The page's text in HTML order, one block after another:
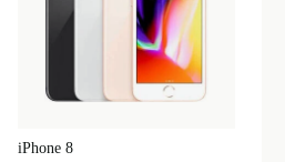
iPhone 8